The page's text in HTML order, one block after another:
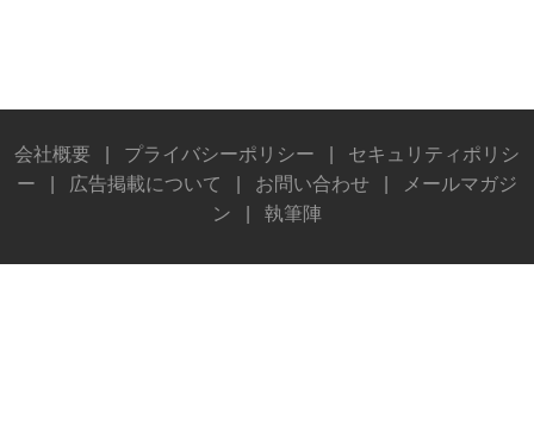
会社概要 プライバシーポリシー
セキュリティポリシ
ー
広告掲載について お問い合わせ
メールマガジ
ン
執筆陣